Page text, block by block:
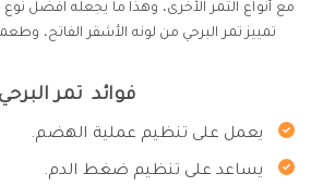
مع أنواع التمر الأخرى، وهذا ما يجعله افضل
تمييز تمر البرحي من لونه الأشقر الفاتح،
فوائد تمر
يعمل على تنظيم عملية الهضم.
يساعد على تنظيم ضغط الدم.